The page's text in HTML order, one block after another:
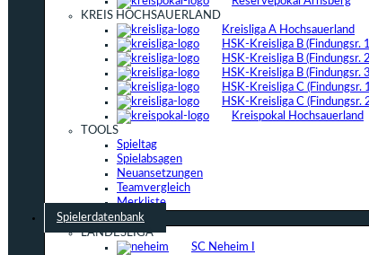
KREIS HOCHSAUERLAND
Kreisliga A Hochsauerland
HSK-Kreisliga B (Findungsr.
HSK-Kreisliga B (Findungsr.
HSK-Kreisliga B (Findungsr.
HSK-Kreisliga C (Findungsr.
HSK-Kreisliga C (Findungsr.
Kreispokal Hochsauerland
TOOLS
Spieltag
Spielabsagen
Neuansetzungen
Teamvergleich
Merkliste
Spielerdatenbank
LANDESLIGA
SC Neheim I